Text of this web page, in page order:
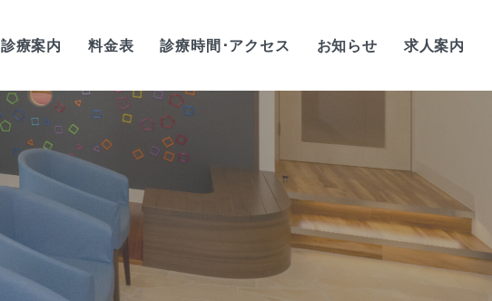
診療案内 料金表 診療時間･アクセス お知らせ 求人案内
アルバイト・パート
歯科助手/正社員